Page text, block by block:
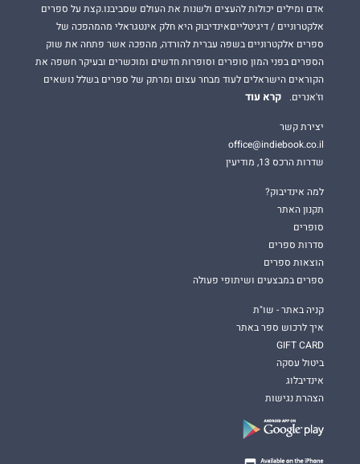
אדם ומילים יכולות להעצים ולשנות את העולם שסביבנו.קצת על ספרים
אלקטרוניים / דיגיטלייםאינדיבוק היא חלק אינטגראלי מהמהפכה של
ספרים אלקטרוניים בשפה עברית להורדה, מהפכה אשר פתחה את שוק
הספרים בפני המון סופרים וסופרות חדשים ומוכשרים ובעיקר חשפה את
הקוראים הישראלים לעוד מבחר עצום ומרתק של ספרים בשלל נושאים
וז'אנרים.
קרא עוד
יצירת קשר
office@indiebook.co.il
שדרות הרכס 13, מודיעין
למה אינדיבוק?
תקנון האתר
סופרים
סדרות ספרים
הוצאות ספרים
ספרים במבצעים ושיתופי פעולה
קניה באתר - שו"ת
איך לרכוש ספר באתר
GIFT CARD
ביטול עסקה
אינדיבלוג
הצהרת נגישות